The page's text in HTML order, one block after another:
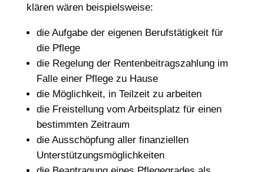
klären wären beispielsweise:
die Aufgabe der eigenen Berufstätigkeit für
die Pflege
die Regelung der Rentenbeitragszahlung im
Falle einer Pflege zu Hause
die Möglichkeit, in Teilzeit zu arbeiten
die Freistellung vom Arbeitsplatz für einen
bestimmten Zeitraum
die Ausschöpfung aller finanziellen
Unterstützungsmöglichkeiten